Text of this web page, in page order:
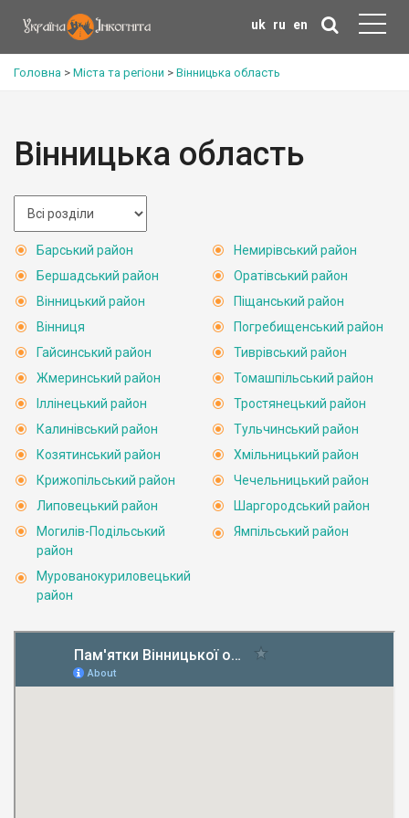
uk ru en
Головна > Міста та регіони > Вінницька область
Вінницька область
Барський район
Бершадський район
Вінницький район
Вінниця
Гайсинський район
Жмеринський район
Іллінецький район
Калинівський район
Козятинський район
Крижопільський район
Липовецький район
Могилів-Подільський
район
Мурованокуриловецький
район
Немирівський район
Оратівський район
Піщанський район
Погребищенський район
Тиврівський район
Томашпільський район
Тростянецький район
Тульчинський район
Хмільницький район
Чечельницький район
Шаргородський район
Ямпільський район